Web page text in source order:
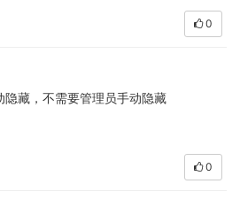
0
藏，不需要管理员手动隐藏
0